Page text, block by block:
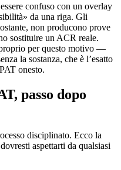
confuso con un overlay
da una riga. Gli
non producono prove
sostituire un ACR reale.
per questo motivo —
la sostanza, che è l’esatto
onesto.
passo dopo
disciplinato. Ecco la
aspettarti da qualsiasi